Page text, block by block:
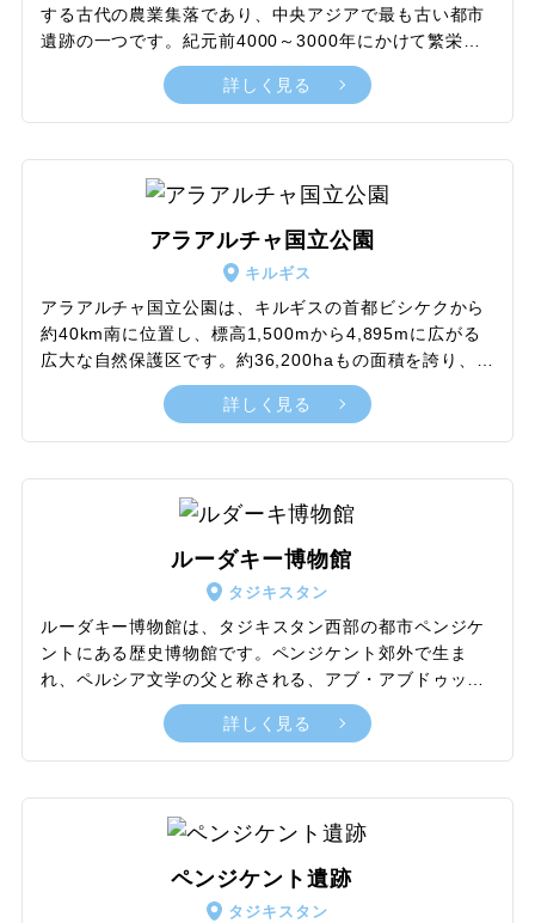
ーの絶景を楽しんでいます。
する古代の農業集落であり、中央アジアで最も古い都市
遺跡の一つです。紀元前4000～3000年にかけて繁栄
し、初期の定住社会の発展を示す重要な遺跡として知ら
れています。サラズムの名は「土地の始まり」を意味
し、当時の人々はこの地で農業や牧畜、さらには金属加
ており、イラン高原やインダス川流域との広範な文化
的・商業的交流があったことが分かっています。2010年
にユネスコの世界遺産に登録されました。
詳しく見る
アラアルチャ国立公園
キルギス
アラアルチャ国立公園は、キルギスの首都ビシケクから
約40km南に位置し、標高1,500mから4,895mに広がる
広大な自然保護区です。約36,200haもの面積を誇り、豊
かな自然景観と多様な動植物の宝庫です。アラアルチャ
という名前は公園内の至る所で見られるヒノキ科の植物
に由来しています。公園内には、初心者から上級者向け
の場となっています。さらに、公園内の最高峰であるセ
メノフ・ティアン・シャンスキー山（4,895m）をはじ
め、コロナ山（4,860m）やデューロガヤ山（4,380m）
など、見事な山々が訪れる人々を魅了します。
詳しく見る
ルーダキー博物館
タジキスタン
ルーダキー博物館は、タジキスタン西部の都市ペンジケ
ントにある歴史博物館です。ペンジケント郊外で生ま
れ、ペルシア文学の父と称される、アブ・アブドゥッラ
ー・ルーダキーにちなんで名付けられました。館内は多
数の展示ホールで構成されており、ルーダキーの生涯や
功績を伝える展示のほか、サラズムやペンジケント遺跡
り、タジク文化や歴史をより深く理解できます。
詳しく見る
ペンジケント遺跡
タジキスタン